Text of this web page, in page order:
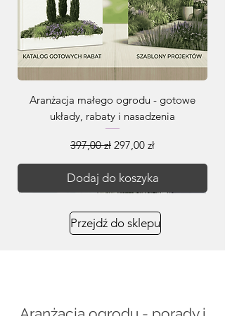
Aranżacja małego ogrodu - gotowe
układy, rabaty i nasadzenia
Regularna cena
397,00 zł Cena rabatowa
297,00 zł
Dodaj do koszyka
Przejdź do sklepu